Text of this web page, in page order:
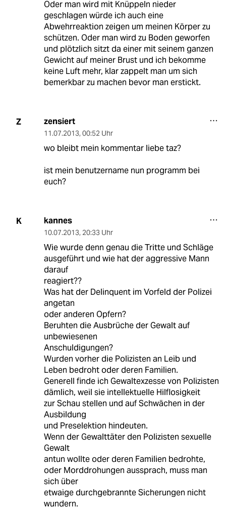
Oder man wird mit Knüppeln nieder
geschlagen würde ich auch eine
Abwehrreaktion zeigen um meinen Körper zu
schützen. Oder man wird zu Boden geworfen
und plötzlich sitzt da einer mit seinem ganzen
Gewicht auf meiner Brust und ich bekomme
keine Luft mehr, klar zappelt man um sich
bemerkbar zu machen bevor man erstickt.
Z zensiert
11.07.2013, 00:52 Uhr
wo bleibt mein kommentar liebe taz?
ist mein benutzername nun programm bei
euch?
K kannes
10.07.2013, 20:33 Uhr
Wie wurde denn genau die Tritte und Schläge
ausgeführt und wie hat der aggressive Mann
darauf
reagiert??
Was hat der Delinquent im Vorfeld der Polizei
angetan
oder anderen Opfern?
Beruhten die Ausbrüche der Gewalt auf
unbewiesenen
Anschuldigungen?
Wurden vorher die Polizisten an Leib und
Leben bedroht oder deren Familien.
Generell finde ich Gewaltexzesse von Polizisten
dämlich, weil sie intellektuelle Hilflosigkeit
zur Schau stellen und auf Schwächen in der
Ausbildung
und Preselektion hindeuten.
Wenn der Gewalttäter den Polizisten sexuelle
Gewalt
antun wollte oder deren Familien bedrohte,
oder Morddrohungen aussprach, muss man
sich über
etwaige durchgebrannte Sicherungen nicht
wundern.